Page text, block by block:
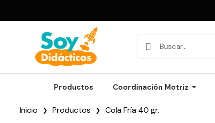
Productos Coordinación Motriz
Inicio Productos Cola Fría 40 gr.